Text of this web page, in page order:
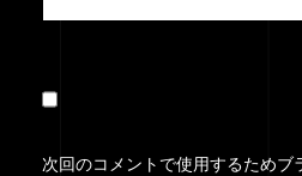
次回のコメントで使用するためブ